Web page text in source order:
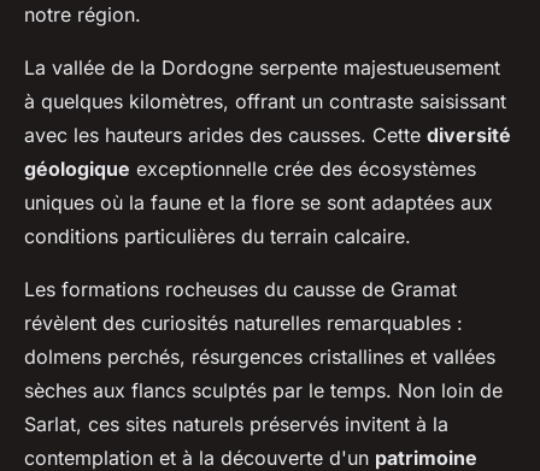
notre région.
La vallée de la Dordogne serpente majestueusement
à quelques kilomètres, offrant un contraste saisissant
avec les hauteurs arides des causses. Cette diversité
géologique exceptionnelle crée des écosystèmes
uniques où la faune et la flore se sont adaptées aux
conditions particulières du terrain calcaire.
Les formations rocheuses du causse de Gramat
révèlent des curiosités naturelles remarquables :
dolmens perchés, résurgences cristallines et vallées
sèches aux flancs sculptés par le temps. Non loin de
Sarlat, ces sites naturels préservés invitent à la
contemplation et à la découverte d'un patrimoine